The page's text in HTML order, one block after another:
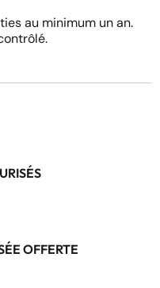
au minimum un an.
OFFERTE